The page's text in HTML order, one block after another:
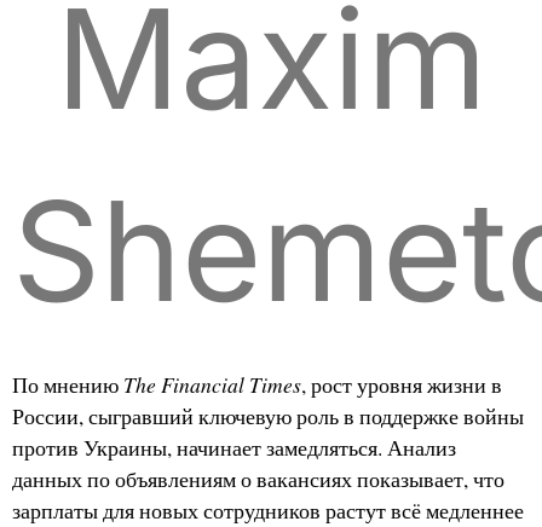
Maxim
По мнению The Financial Times, рост уровня жизни в
России, сыгравший ключевую роль в поддержке войны
против Украины, начинает замедляться. Анализ
данных по объявлениям о вакансиях показывает, что
зарплаты для новых сотрудников растут всё медленнее